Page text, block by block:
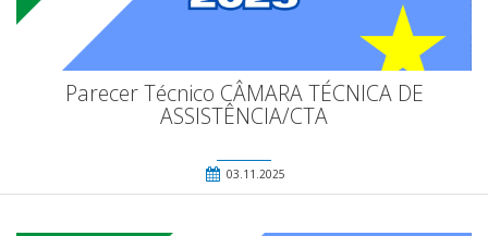
Parecer Técnico CÂMARA TÉCNICA DE
ASSISTÊNCIA/CTA
03.11.2025